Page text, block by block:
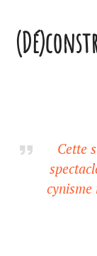
Cette
cynisme